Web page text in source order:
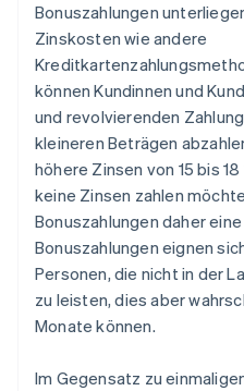
Bonuszahlungen
Zinskosten wie andere
können Kundinnen und
und revolvierenden
kleineren Beträgen
höhere Zinsen von 15 bis
keine Zinsen zahlen
Bonuszahlungen daher
Bonuszahlungen eignen
Personen, die nicht in der
zu leisten, dies aber
Monate können.
Im Gegensatz zu